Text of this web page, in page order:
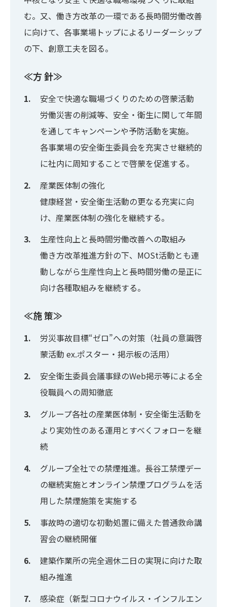
む。又、働き方改革の一環である長時間労働改善
に向けて、各事業場トップによるリーダーシップ
の下、創意工夫を図る。
≪方 針≫
安全で快適な職場づくりのための啓蒙活動
労働災害の削減等、安全・衛生に関して年間
を通してキャンペーンや予防活動を実施。
各事業場の安全衛生委員会を充実させ継続的
に社内に周知することで啓蒙を促進する。
産業医体制の強化
健康経営・安全衛生活動の更なる充実に向
け、産業医体制の強化を継続する。
生産性向上と長時間労働改善への取組み
働き方改革推進方針の下、MOSt活動とも連
動しながら生産性向上と長時間労働の是正に
向け各種取組みを継続する。
≪施 策≫
労災事故目標“ゼロ”への対策（社員の意識啓
蒙活動 ex.ポスター・掲示板の活用）
安全衛生委員会議事録のWeb掲示等による全
役職員への周知徹底
グループ各社の産業医体制・安全衛生活動を
より実効性のある運用とすべくフォローを継
続
グループ全社での禁煙推進。長谷工禁煙デー
の継続実施とオンライン禁煙プログラムを活
用した禁煙施策を実施する
事故時の適切な初動処置に備えた普通救命講
習会の継続開催
建築作業所の完全週休二日の実現に向けた取
組み推進
感染症（新型コロナウイルス・インフルエン